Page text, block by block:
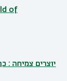
of
יוצרים צמיחה :